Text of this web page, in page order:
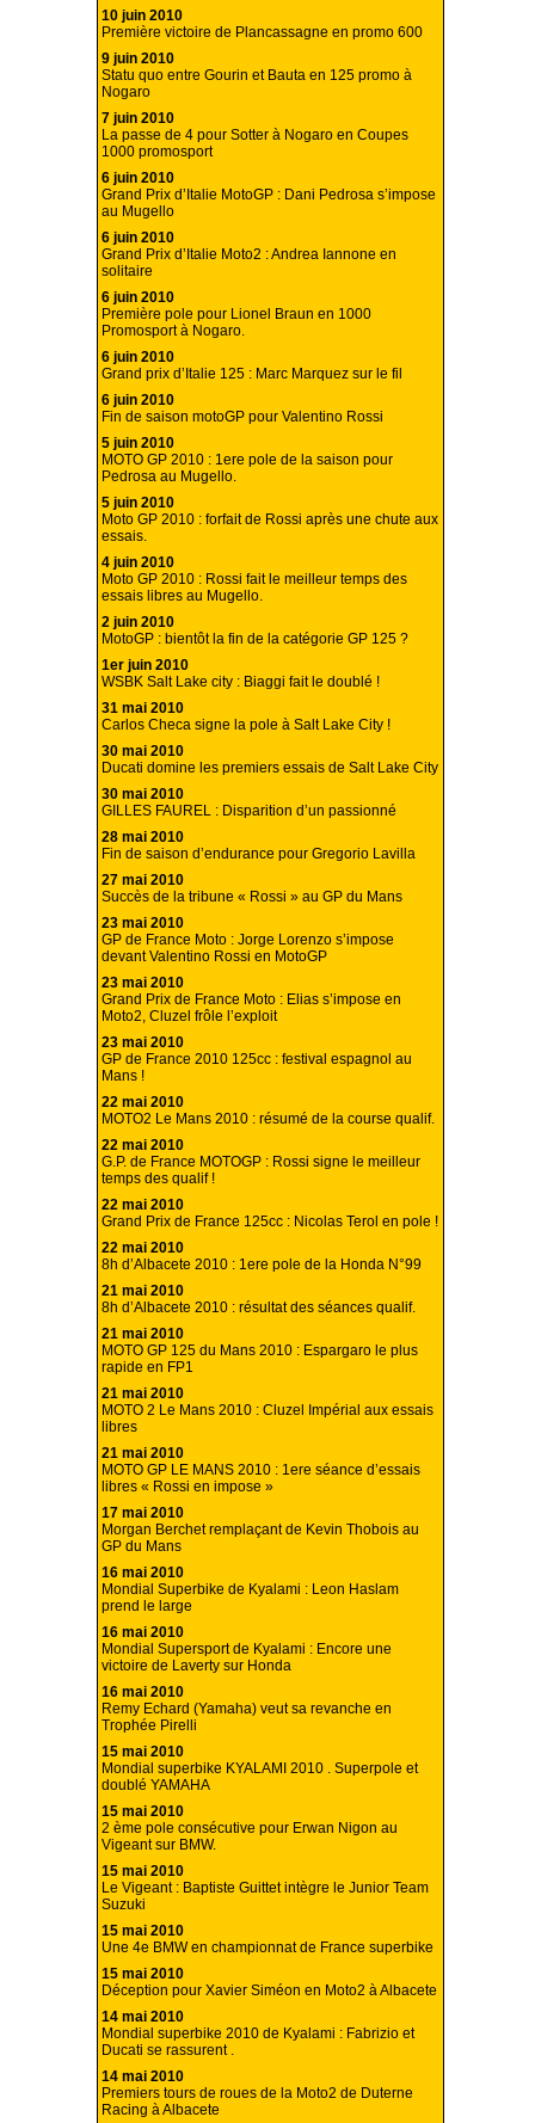
10 juin 2010
Première victoire de Plancassagne en promo 600
9 juin 2010
Statu quo entre Gourin et Bauta en 125 promo à
Nogaro
7 juin 2010
La passe de 4 pour Sotter à Nogaro en Coupes
1000 promosport
6 juin 2010
Grand Prix d’Italie MotoGP : Dani Pedrosa s’impose
au Mugello
6 juin 2010
Grand Prix d’Italie Moto2 : Andrea Iannone en
solitaire
6 juin 2010
Première pole pour Lionel Braun en 1000
Promosport à Nogaro.
6 juin 2010
Grand prix d’Italie 125 : Marc Marquez sur le fil
6 juin 2010
Fin de saison motoGP pour Valentino Rossi
5 juin 2010
MOTO GP 2010 : 1ere pole de la saison pour
Pedrosa au Mugello.
5 juin 2010
Moto GP 2010 : forfait de Rossi après une chute aux
essais.
4 juin 2010
Moto GP 2010 : Rossi fait le meilleur temps des
essais libres au Mugello.
2 juin 2010
MotoGP : bientôt la fin de la catégorie GP 125 ?
1er juin 2010
WSBK Salt Lake city : Biaggi fait le doublé !
31 mai 2010
Carlos Checa signe la pole à Salt Lake City !
30 mai 2010
Ducati domine les premiers essais de Salt Lake City
30 mai 2010
GILLES FAUREL : Disparition d’un passionné
28 mai 2010
Fin de saison d’endurance pour Gregorio Lavilla
27 mai 2010
Succès de la tribune « Rossi » au GP du Mans
23 mai 2010
GP de France Moto : Jorge Lorenzo s’impose
devant Valentino Rossi en MotoGP
23 mai 2010
Grand Prix de France Moto : Elias s’impose en
Moto2, Cluzel frôle l’exploit
23 mai 2010
GP de France 2010 125cc : festival espagnol au
Mans !
22 mai 2010
MOTO2 Le Mans 2010 : résumé de la course qualif.
22 mai 2010
G.P. de France MOTOGP : Rossi signe le meilleur
temps des qualif !
22 mai 2010
Grand Prix de France 125cc : Nicolas Terol en pole !
22 mai 2010
8h d’Albacete 2010 : 1ere pole de la Honda N°99
21 mai 2010
8h d’Albacete 2010 : résultat des séances qualif.
21 mai 2010
MOTO GP 125 du Mans 2010 : Espargaro le plus
rapide en FP1
21 mai 2010
MOTO 2 Le Mans 2010 : Cluzel Impérial aux essais
libres
21 mai 2010
MOTO GP LE MANS 2010 : 1ere séance d’essais
libres « Rossi en impose »
17 mai 2010
Morgan Berchet remplaçant de Kevin Thobois au
GP du Mans
16 mai 2010
Mondial Superbike de Kyalami : Leon Haslam
prend le large
16 mai 2010
Mondial Supersport de Kyalami : Encore une
victoire de Laverty sur Honda
16 mai 2010
Remy Echard (Yamaha) veut sa revanche en
Trophée Pirelli
15 mai 2010
Mondial superbike KYALAMI 2010 . Superpole et
doublé YAMAHA
15 mai 2010
2 ème pole consécutive pour Erwan Nigon au
Vigeant sur BMW.
15 mai 2010
Le Vigeant : Baptiste Guittet intègre le Junior Team
Suzuki
15 mai 2010
Une 4e BMW en championnat de France superbike
15 mai 2010
Déception pour Xavier Siméon en Moto2 à Albacete
14 mai 2010
Mondial superbike 2010 de Kyalami : Fabrizio et
Ducati se rassurent .
14 mai 2010
Premiers tours de roues de la Moto2 de Duterne
Racing à Albacete